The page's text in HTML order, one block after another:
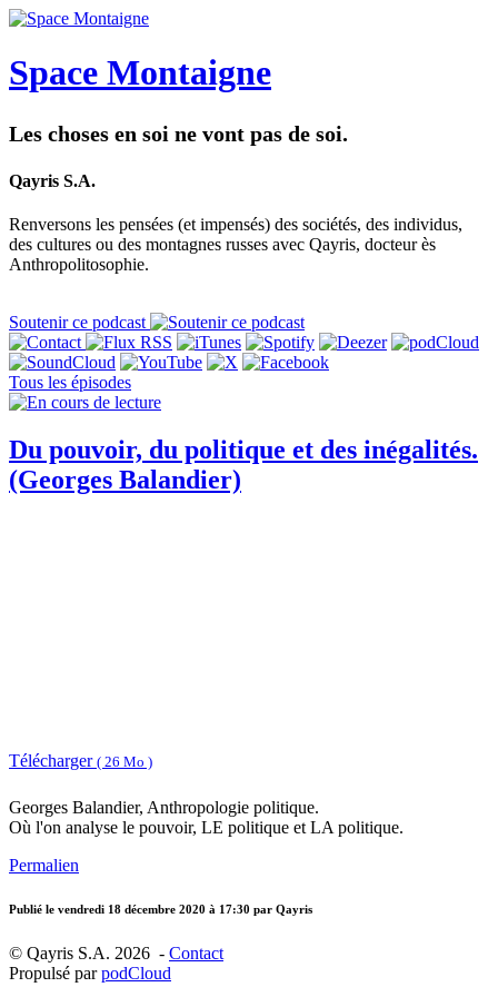
Space Montaigne
Les choses en soi ne vont pas de soi.
Qayris S.A.
Renversons les pensées (et impensés) des sociétés, des individus,
des cultures ou des montagnes russes avec Qayris, docteur ès
Anthropolitosophie.
Soutenir ce podcast
Tous les épisodes
Du pouvoir, du politique et des inégalités.
(Georges Balandier)
Télécharger ( 26 Mo )
Georges Balandier, Anthropologie politique.
Où l'on analyse le pouvoir, LE politique et LA politique.
Permalien
Publié le vendredi 18 décembre 2020 à 17:30 par Qayris
© Qayris S.A. 2026 - Contact
Propulsé parpodCloud